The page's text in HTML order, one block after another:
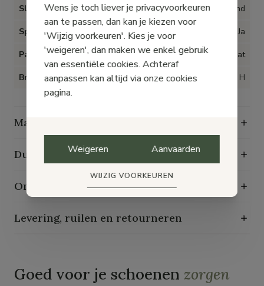
Sluiting Klittenband
Speciaal voor Hallux Valgus Ja
Pasvorm Op maat
Breedte H
Maattabel
Duurzaamheidskenmerken
Onderhoudsgids
Levering, ruilen en retourneren
Goed voor je schoenen zorgen
Wens je toch liever je privacyvoorkeuren
aan te passen, dan kan je kiezen voor
'Wijzig voorkeuren'. Kies je voor
'weigeren', dan maken we enkel gebruik
van essentiële cookies. Achteraf
aanpassen kan altijd via onze cookies
pagina.
Weigeren Aanvaarden
WIJZIG VOORKEUREN